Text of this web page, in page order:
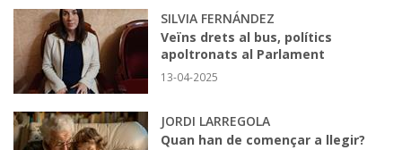
SILVIA FERNÁNDEZ
Veïns drets al bus, polítics
apoltronats al Parlament
13-04-2025
JORDI LARREGOLA
Quan han de començar a llegir?